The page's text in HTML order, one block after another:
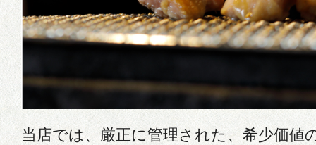
当店では、厳正に管理された、希少価値